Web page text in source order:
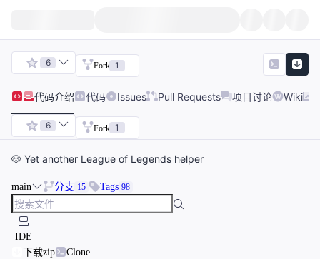
6 Fork 1
代码介绍 代码 Issues Pull Requests 项目讨论 Wiki
6 Fork 1
🐶 Yet another League of Legends helper
main 分支 15 Tags 98
IDE
下载zip
Clone